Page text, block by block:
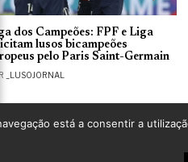
dos Campeões: FPF e Liga
lusos bicampeões
pelo Paris Saint-Germain
_LUSOJORNAL
está a consentir a